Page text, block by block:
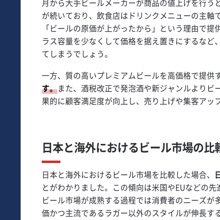
月から大手ビールメーカーが商品の値上げを行
が続いており、飲食店はドリンクメニューの主軸
「ビールの原価が上がったから」という理由で
ラス容量を少なくして価格を据え置きにするな
てしまうでしょう。
一方、質の高いプレミアムビールを高価格で提供
す。また、酒税改正で発泡酒や新ジャンルより
果的に顧客満足度が向上し、売り上げや集客アッ
日本と海外におけるビール市場の比
日本と海外におけるビール市場を比較した場合、
とがわかりました。この傾向は米国やEUなどの
ビール市場が成熟する過程では消費者のニーズ
価かつ主流であるラガー以外のスタイルが伸長